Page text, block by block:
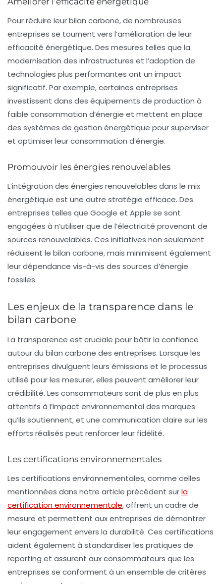
Pour réduire leurbilan carbone, de nombreuses
entreprises se tournent vers l’amélioration de leur
efficacité énergétique. Des mesures telles que la
modernisation des infrastructures et l’adoption de
technologies plus performantes ont un impact
significatif. Par exemple, certaines entreprises
investissent dans des équipements de production à
faible consommation d’énergie et mettent en place
des systèmes de gestion énergétique pour superviser
et optimiser leur consommation d’énergie.
Promouvoir les énergies renouvelables
L’intégration des énergies renouvelables dans le mix
énergétique est une autre stratégie efficace. Des
entreprises telles que Google et Apple se sont
engagées à n’utiliser que de l’électricité provenant de
sources renouvelables. Ces initiatives non seulement
réduisent le bilan carbone, mais minimisent également
leur dépendance vis-à-vis des sources d’énergie
fossiles.
Les enjeux de la transparence dans le
bilan carbone
La transparence est cruciale pour bâtir la confiance
autour du bilan carbone des entreprises. Lorsque les
entreprises divulguent leurs émissions et le processus
utilisé pour les mesurer, elles peuvent améliorer leur
crédibilité. Les consommateurs sont de plus en plus
attentifs à l’impact environnemental des marques
qu’ils soutiennent, et une communication claire sur les
efforts réalisés peut renforcer leur fidélité.
Les certifications environnementales
Les certifications environnementales, comme celles
mentionnées dans notre article précédent surla
certification environnementale, offrent un cadre de
mesure et permettent aux entreprises de démontrer
leur engagement envers la durabilité. Ces certifications
aident également à standardiser les pratiques de
reporting et assurent aux consommateurs que les
entreprises se conforment à un ensemble de critères